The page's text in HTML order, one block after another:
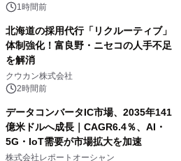
速1時間前
北海道の採用代行「リクルーティブ」
体制強化！富良野・ニセコの人手不足
を解消
クウカン株式会社
2時間前
データコンバータIC市場、2035年141
億米ドルへ成長｜CAGR6.4％、AI・
5G・IoT需要が市場拡大を加速
株式会社レポートオーシャン